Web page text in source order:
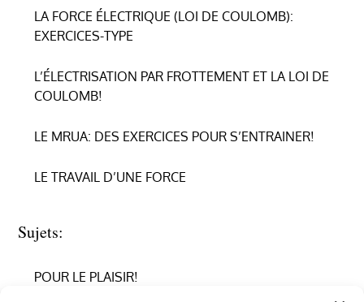
LA FORCE ÉLECTRIQUE (LOI DE COULOMB):
EXERCICES-TYPE
L’ÉLECTRISATION PAR FROTTEMENT ET LA LOI DE
COULOMB!
LE MRUA: DES EXERCICES POUR S’ENTRAINER!
LE TRAVAIL D’UNE FORCE
Sujets:
POUR LE PLAISIR!